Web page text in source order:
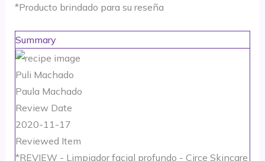
*Producto brindado para su reseña
Summary
Puli Machado
Paula Machado
Review Date
2020-11-17
Reviewed Item
*REVIEW - Limpiador facial profundo - Circe Skincare